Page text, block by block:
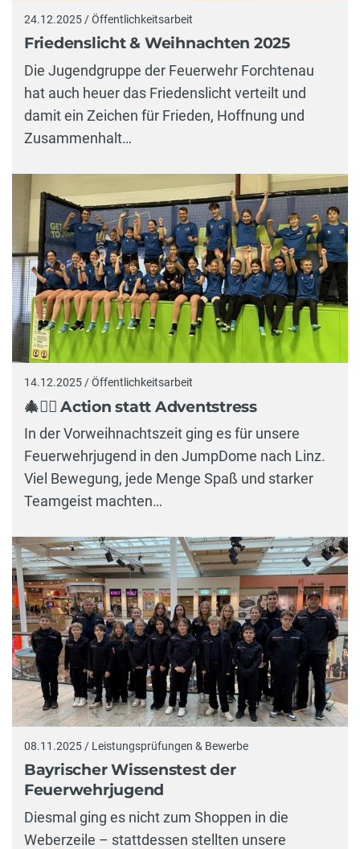
24.12.2025 / Öffentlichkeitsarbeit
Friedenslicht & Weihnachten 2025
Die Jugendgruppe der Feuerwehr Forchtenau
hat auch heuer das Friedenslicht verteilt und
damit ein Zeichen für Frieden, Hoffnung und
Zusammenhalt…
14.12.2025 / Öffentlichkeitsarbeit
🎄🤸‍♂️ Action statt Adventstress
In der Vorweihnachtszeit ging es für unsere
Feuerwehrjugend in den JumpDome nach Linz.
Viel Bewegung, jede Menge Spaß und starker
Teamgeist machten…
08.11.2025 / Leistungsprüfungen & Bewerbe
Bayrischer Wissenstest der
Feuerwehrjugend
Diesmal ging es nicht zum Shoppen in die
Weberzeile – stattdessen stellten unsere